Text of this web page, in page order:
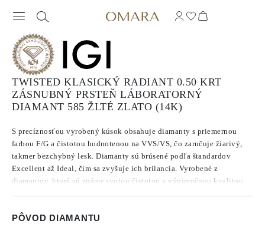
TWISTED KLASICKÝ RADIANT 0.50 KRT
ZÁSNUBNÝ PRSTEŇ LÁBORATORNÝ
DIAMANT 585 ŽLTÉ ZLATO (14K)
S precíznosťou vyrobený kúsok obsahuje diamanty s priemernou
farbou F/G a čistotou hodnotenou na VVS/VS, čo zaručuje žiarivý,
takmer bezchybný lesk. Diamanty sú brúsené podľa štandardov
Excellent až Ideal, čím sa zvyšuje ich brilancia. Vyrobené z
diamantov, ktoré sú známe svojou čistotou a výnimočnou kvalitou,
PÔVOD DIAMANTU